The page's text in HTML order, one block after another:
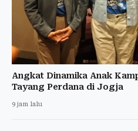
Angkat Dinamika Anak
Tayang Perdana di Jogja
9 jam lalu